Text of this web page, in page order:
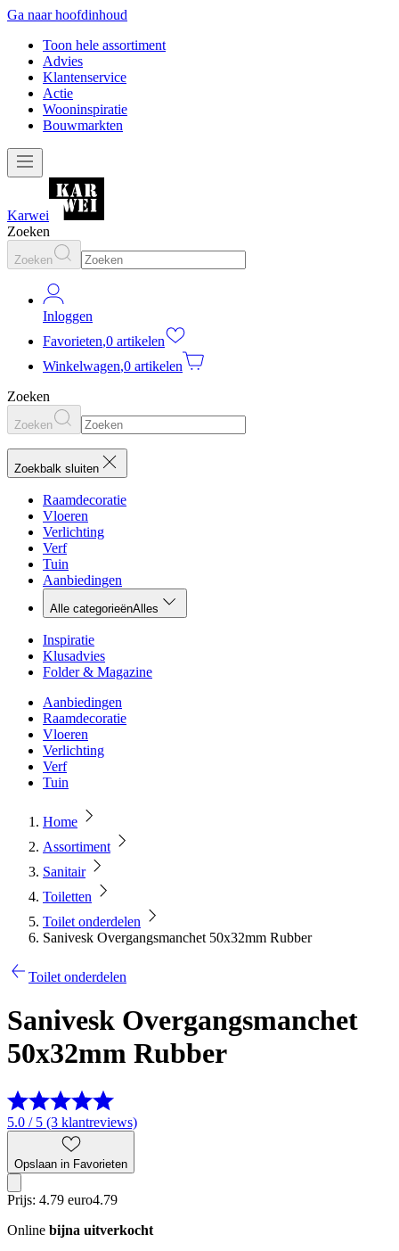
Ga naar hoofdinhoud
Toon hele assortiment
Advies
Klantenservice
Actie
Wooninspiratie
Bouwmarkten
Karwei
Zoeken
Zoeken
Inloggen
Favorieten,0 artikelen
Winkelwagen,0 artikelen
Zoeken
Zoeken
Zoekbalk sluiten
Raamdecoratie
Vloeren
Verlichting
Verf
Tuin
Aanbiedingen
Alle categorieënAlles
Inspiratie
Klusadvies
Folder & Magazine
Aanbiedingen
Raamdecoratie
Vloeren
Verlichting
Verf
Tuin
Home
Assortiment
Sanitair
Toiletten
Toilet onderdelen
Sanivesk Overgangsmanchet 50x32mm Rubber
Toilet onderdelen
Sanivesk Overgangsmanchet
50x32mm Rubber
5.0 / 5 (3 klantreviews)
Opslaan in Favorieten
Prijs: 4.79 euro4.79
Online bijna uitverkocht